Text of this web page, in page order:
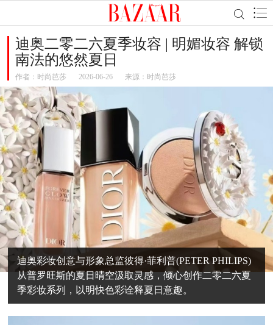
迪奥二零二六夏季妆容 | 明媚妆容 解锁
南法的悠然夏日
作者： 时尚芭莎 2026-06-26 来源：时尚芭莎
迪奥彩妆创意与形象总监彼得·菲利普(PETER PHILIPS)
从普罗旺斯的夏日晴空汲取灵感，倾心创作二零二六夏
季彩妆系列，以明快色彩诠释夏日意趣。